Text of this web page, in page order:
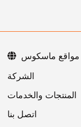
اتصل بنا
مواقع ماسكوس